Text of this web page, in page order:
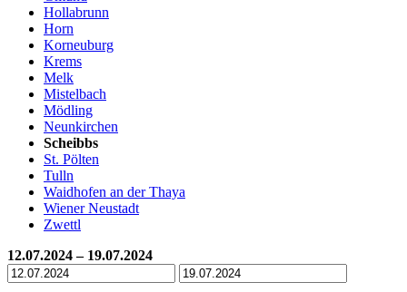
Hollabrunn
Horn
Korneuburg
Krems
Melk
Mistelbach
Mödling
Neunkirchen
Scheibbs
St. Pölten
Tulln
Waidhofen an der Thaya
Wiener Neustadt
Zwettl
12.07.2024 – 19.07.2024